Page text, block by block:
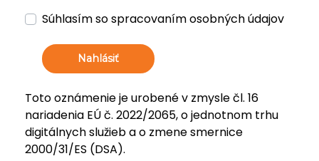
Súhlasím so spracovaním osobných údajov
Nahlásiť
Toto oznámenie je urobené v zmysle čl. 16
nariadenia EÚ č. 2022/2065, o jednotnom trhu
digitálnych služieb a o zmene smernice
2000/31/ES (DSA).